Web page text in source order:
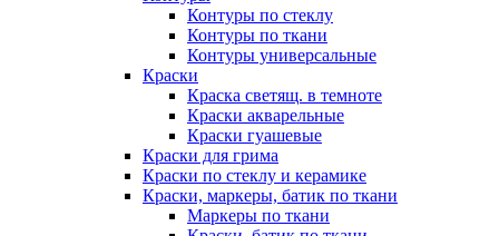
Контуры по стеклу
Контуры по ткани
Контуры универсальные
Краски
Краска светящ. в темноте
Краски акварельные
Краски гуашевые
Краски для грима
Краски по стеклу и керамике
Краски, маркеры, батик по ткани
Маркеры по ткани